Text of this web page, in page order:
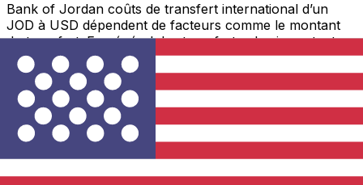
Bank of Jordan coûts de transfert international d’un
JOD à USD dépendent de facteurs comme le montant
du transfert. En général, les transferts plus importants
comportent des frais plus bas et de meilleurs taux de
change. Consultez le tableau comparatif pour comparer
Bank of Jordan frais avec Xe.
Pourquoi transférer avec Xe plutôt
qu’avec des banques traditionnelles
?